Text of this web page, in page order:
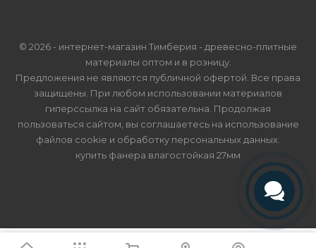
© 2026 - интернет-магазин Тимберия - древесно-плитные
материалы оптом и в розницу.
Предложения не являются публичной офертой. Все права
защищены. При любом использовании материалов
гиперссылка на сайт обязательна. Продолжая
пользоваться сайтом, вы соглашаетесь на использование
файлов cookie и обработку персональных данных
купить фанера влагостойкая 27мм